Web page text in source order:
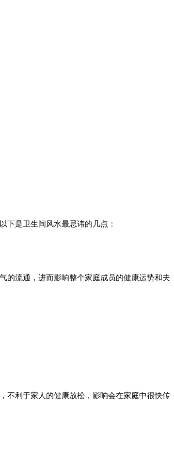
下是卫生间风水最忌讳的几点：
的流通，进而影响整个家庭成员的健康运势和夫
不利于家人的健康放松，影响会在家庭中很快传